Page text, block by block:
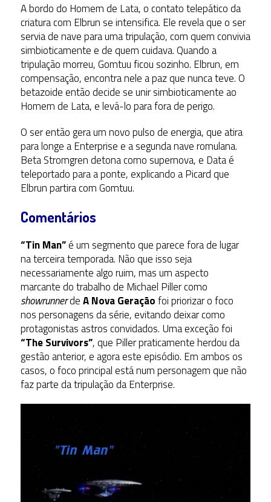
A bordo do Homem de Lata, o contato telepático da
criatura com Elbrun se intensifica. Ele revela que o ser
servia de nave para uma tripulação, com quem convivia
simbioticamente e de quem cuidava. Quando a
tripulação morreu, Gomtuu ficou sozinho. Elbrun, em
compensação, encontra nele a paz que nunca teve. O
betazoide então decide se unir simbioticamente ao
Homem de Lata, e levá-lo para fora de perigo.
O ser então gera um novo pulso de energia, que atira
para longe a Enterprise e a segunda nave romulana.
Beta Stromgren detona como supernova, e Data é
teleportado para a ponte, explicando a Picard que
Elbrun partira com Gomtuu.
Comentários
“Tin Man”é um segmento que parece fora de lugar
na terceira temporada. Não que isso seja
necessariamente algo ruim, mas um aspecto
marcante do trabalho de Michael Piller como
showrunnerdeA Nova Geraçãofoi priorizar o foco
nos personagens da série, evitando deixar como
protagonistas astros convidados. Uma exceção foi
“The Survivors”, que Piller praticamente herdou da
gestão anterior, e agora este episódio. Em ambos os
casos, o foco principal está num personagem que não
faz parte da tripulação da Enterprise.